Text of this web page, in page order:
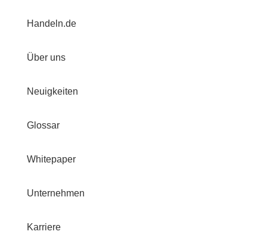
Handeln.de
Über uns
Neuigkeiten
Glossar
Whitepaper
Unternehmen
Karriere